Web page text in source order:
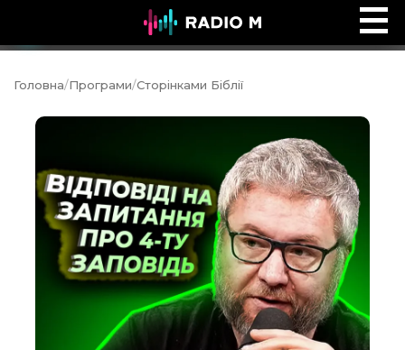
Music Ocean
Головна/Програми/Сторінками Біблії